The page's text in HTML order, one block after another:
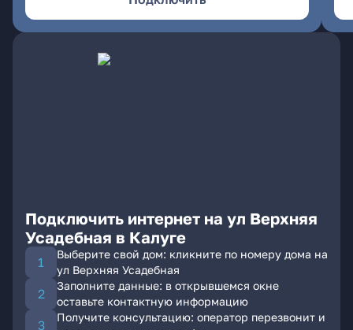
Подключить интернет на ул Верхняя
Усадебная в Калуге
Выберите свой дом: кликните по номеру дома на
ул Верхняя Усадебная
Заполните данные: в открывшемся окне
оставьте контактную информацию
Получите консультацию: оператор перезвонит и